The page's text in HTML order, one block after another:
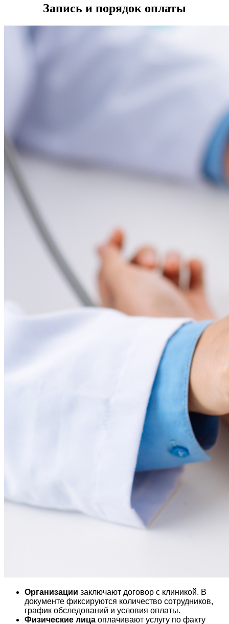
Запись и порядок оплаты
Организации заключают договор с клиникой. В
документе фиксируются количество сотрудников,
график обследований и условия оплаты.
Физические лица оплачивают услугу по факту